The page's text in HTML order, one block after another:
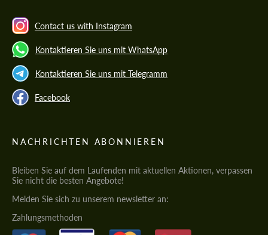
Contact us with Instagram
Kontaktieren Sie uns mit WhatsApp
Kontaktieren Sie uns mit Telegramm
Facebook
NACHRICHTEN ABONNIEREN
Bleiben Sie auf dem Laufenden mit aktuellen Aktionen, verpassen
Sie nicht die besten Angebote!
Melden Sie sich zu unserem newsletter an:
Zahlungsmethoden